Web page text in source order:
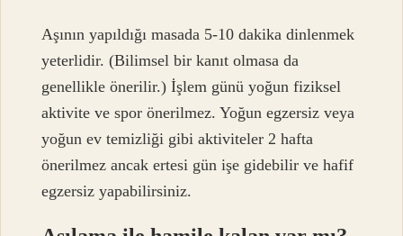
Aşının yapıldığı masada 5-10 dakika dinlenmek
yeterlidir. (Bilimsel bir kanıt olmasa da
genellikle önerilir.) İşlem günü yoğun fiziksel
aktivite ve spor önerilmez. Yoğun egzersiz veya
yoğun ev temizliği gibi aktiviteler 2 hafta
önerilmez ancak ertesi gün işe gidebilir ve hafif
egzersiz yapabilirsiniz.